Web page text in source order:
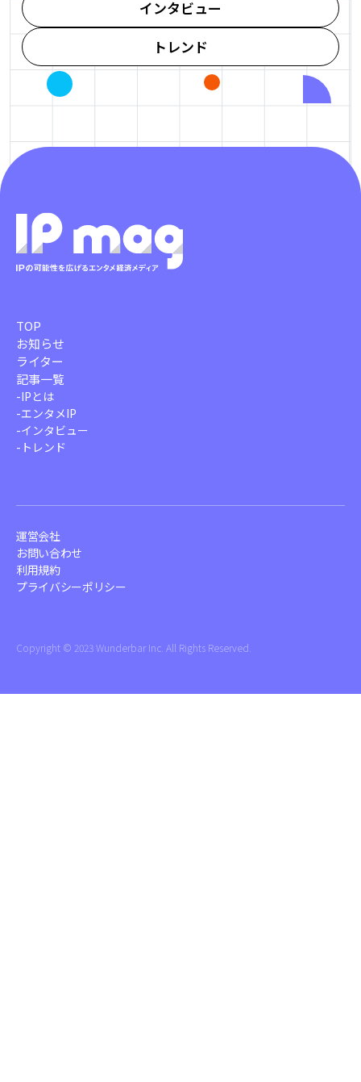
インタビュー
トレンド
TOP
お知らせ
ライター
記事一覧
-IPとは
-エンタメIP
-インタビュー
- トレンド
Copyright ©︎ 2023 Wunderbar Inc. All Rights Reserved.
運営会社
お問い合わせ
利用規約
プライバシーポリシー